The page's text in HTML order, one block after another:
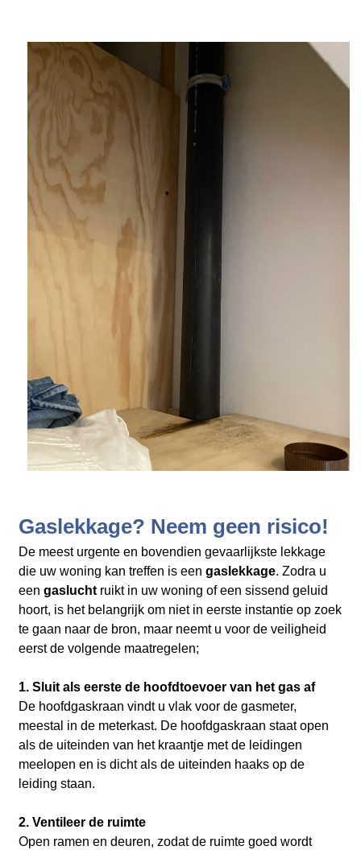
Gaslekkage? Neem geen risico!
De meest urgente en bovendien gevaarlijkste lekkage
die uw woning kan treffen is een gaslekkage. Zodra u
een gasluchtruikt in uw woning of een sissend geluid
hoort, is het belangrijk om niet in eerste instantie op zoek
te gaan naar de bron, maar neemt u voor de veiligheid
eerst de volgende maatregelen;
1. Sluit als eerste de hoofdtoevoer van het gas af
De hoofdgaskraan vindt u vlak voor de gasmeter,
meestal in de meterkast. De hoofdgaskraan staat open
als de uiteinden van het kraantje met de leidingen
meelopen en is dicht als de uiteinden haaks op de
leiding staan.
2. Ventileer de ruimte
Open ramen en deuren, zodat de ruimte goed wordt